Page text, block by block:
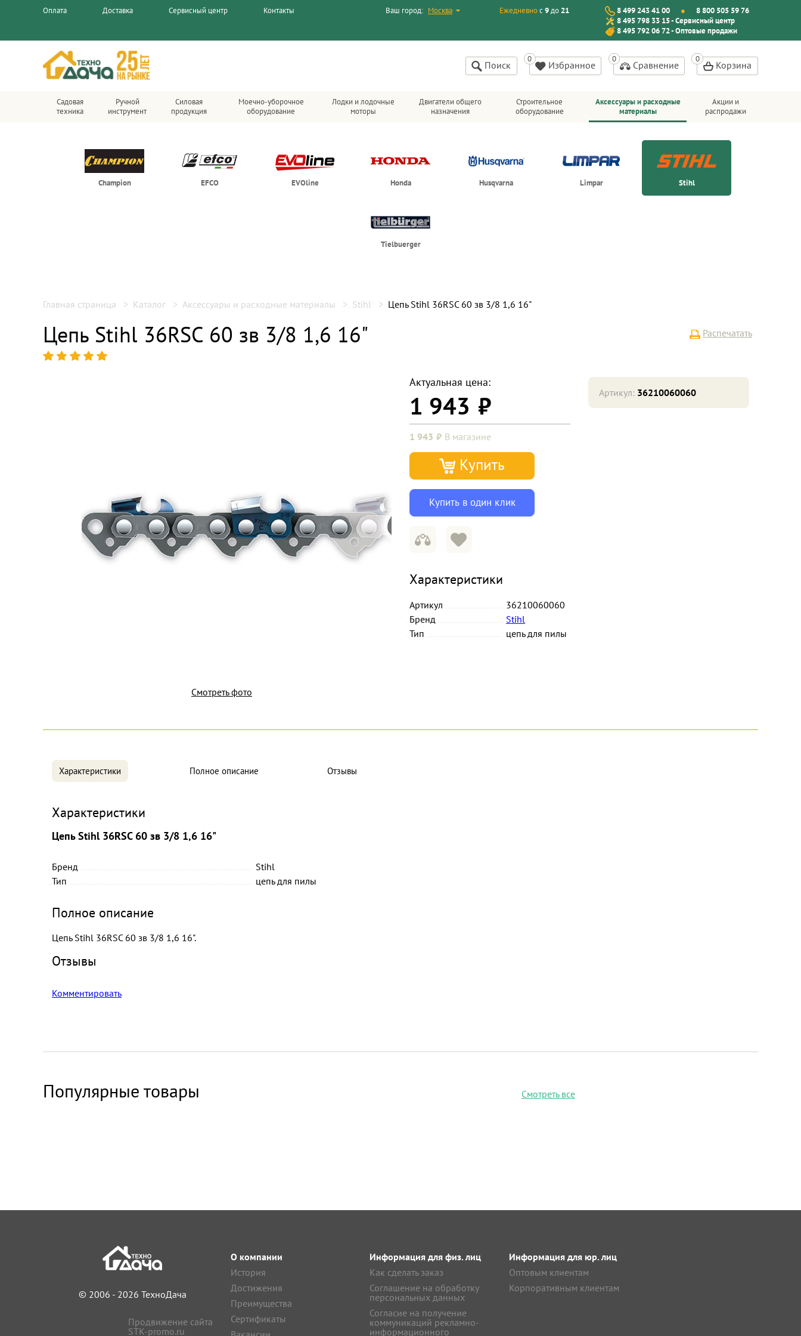
Оплата Доставка Сервисный центр Контакты Ваш город: Москва Ежедневнос9до 21 8 499 243 41 00
8 800 505 59 76
8 495 798 33 15 - Сервисный центр
8 495 792 06 72 - Оптовые продажи
Поиск Избранное Сравнение Корзина
Садовая
техника
Ручной
инструмент
Силовая
продукция
Моечно-уборочное
оборудование
Лодки и лодочные
моторы
Двигатели общего
назначения
Строительное
оборудование
Аксессуары и расходные
материалы
Акции и
распродажи
Champion EFCO EVOline Honda Husqvarna Limpar Stihl
Tielbuerger
Главная страница Каталог Аксессуары и расходные материалы Stihl Цепь Stihl 36RSC 60 зв 3/8 1,6 16"
Цепь Stihl 36RSC 60 зв 3/8 1,6 16" Распечатать
Смотреть фото
Актуальная цена:
1 943
1 943 В магазине
Купить
Купить в один клик
Характеристики
Артикул
36210060060
Бренд
Stihl
Тип
цепь для пилы
Артикул: 36210060060
Характеристики Полное описание Отзывы
Характеристики
Цепь Stihl 36RSC 60 зв 3/8 1,6 16"
Бренд
Stihl
Тип
цепь для пилы
Полное описание
Цепь Stihl 36RSC 60 зв 3/8 1,6 16".
Отзывы
Комментировать
Популярные товары Смотреть все
© 2006 - 2026 ТехноДача
Продвижение сайта
STK-promo.ru
О компании
История
Достижения
Преимущества
Сертификаты
Информация для физ. лиц
Как сделать заказ
Соглашение на обработку
персональных данных
Согласие на получение
коммуникаций рекламно-
информационного
Информация для юр. лиц
Оптовым клиентам
Корпоративным клиентам